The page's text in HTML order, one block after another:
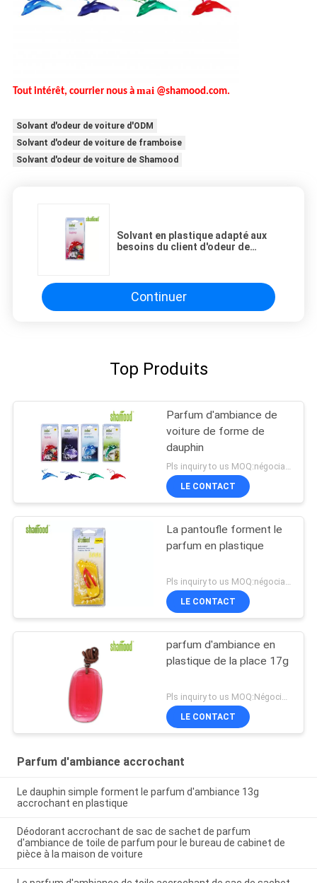
Tout intérêt, courrier nous à mai @shamood.com.
Solvant d'odeur de voiture d'ODM
Solvant d'odeur de voiture de framboise
Solvant d'odeur de voiture de Shamood
Solvant en plastique adapté aux
besoins du client d'odeur de
Continuer
Top Produits
Parfum d'ambiance de
voiture de forme de
dauphin
Pls inquiry to us MOQ:négociation
LE CONTACT
La pantoufle forment le
parfum en plastique
Pls inquiry to us MOQ:négociation
LE CONTACT
parfum d'ambiance en
plastique de la place 17g
LE CONTACT
Parfum d'ambiance accrochant
Le dauphin simple forment le parfum d'ambiance 13g
accrochant en plastique
Déodorant accrochant de sac de sachet de parfum
d'ambiance de toile de parfum pour le bureau de cabinet de
pièce à la maison de voiture